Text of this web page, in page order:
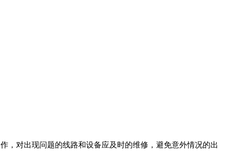
，对出现问题的线路和设备应及时的维修，避免意外情况的出